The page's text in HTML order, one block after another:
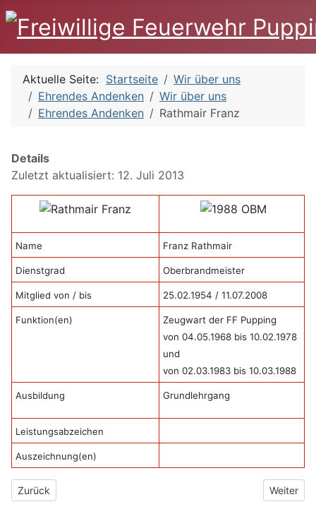
Aktuelle Seite: Startseite
Wir über uns
Ehrendes Andenken
Wir über uns
Ehrendes Andenken
Rathmair Franz
Details
Zuletzt aktualisiert: 12. Juli 2013
Name Franz Rathmair
Dienstgrad Oberbrandmeister
Mitglied von / bis 25.02.1954 / 11.07.2008
Funktion(en)
Zeugwart der FF Pupping
von 04.05.1968 bis 10.02.1978
und
von 02.03.1983 bis 10.03.1988
Ausbildung Grundlehrgang
Leistungsabzeichen
Auszeichnung(en)
Vorheriger Beitrag: Falzberger Gustav
Zurück Nächster
Weiter